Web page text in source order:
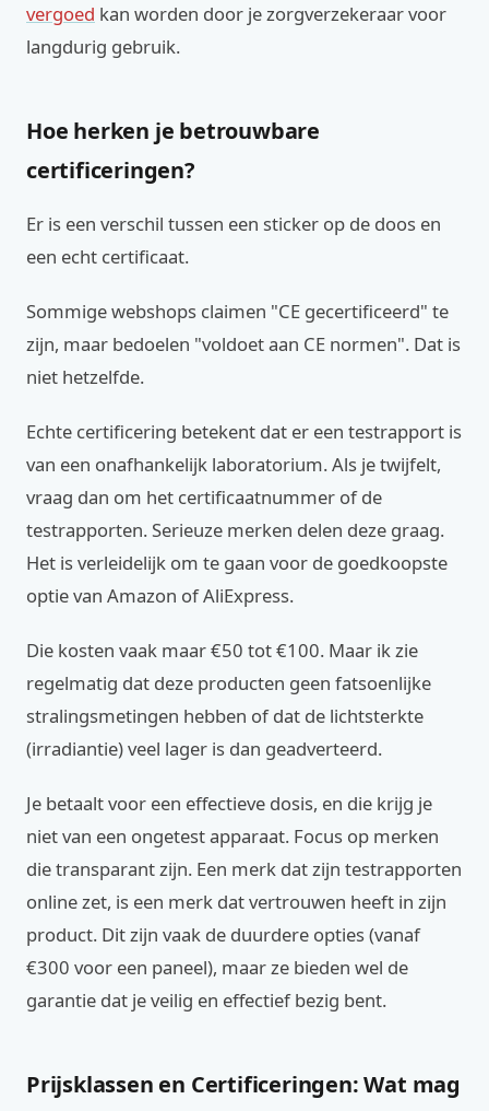
vergoed kan worden door je zorgverzekeraar voor
langdurig gebruik.
Hoe herken je betrouwbare
certificeringen?
Er is een verschil tussen een sticker op de doos en
een echt certificaat.
Sommige webshops claimen "CE gecertificeerd" te
zijn, maar bedoelen "voldoet aan CE normen". Dat is
niet hetzelfde.
Echte certificering betekent dat er een testrapport is
van een onafhankelijk laboratorium. Als je twijfelt,
vraag dan om het certificaatnummer of de
testrapporten. Serieuze merken delen deze graag.
Het is verleidelijk om te gaan voor de goedkoopste
optie van Amazon of AliExpress.
Die kosten vaak maar €50 tot €100. Maar ik zie
regelmatig dat deze producten geen fatsoenlijke
stralingsmetingen hebben of dat de lichtsterkte
(irradiantie) veel lager is dan geadverteerd.
Je betaalt voor een effectieve dosis, en die krijg je
niet van een ongetest apparaat. Focus op merken
die transparant zijn. Een merk dat zijn testrapporten
online zet, is een merk dat vertrouwen heeft in zijn
product. Dit zijn vaak de duurdere opties (vanaf
€300 voor een paneel), maar ze bieden wel de
garantie dat je veilig en effectief bezig bent.
Prijsklassen en Certificeringen: Wat mag